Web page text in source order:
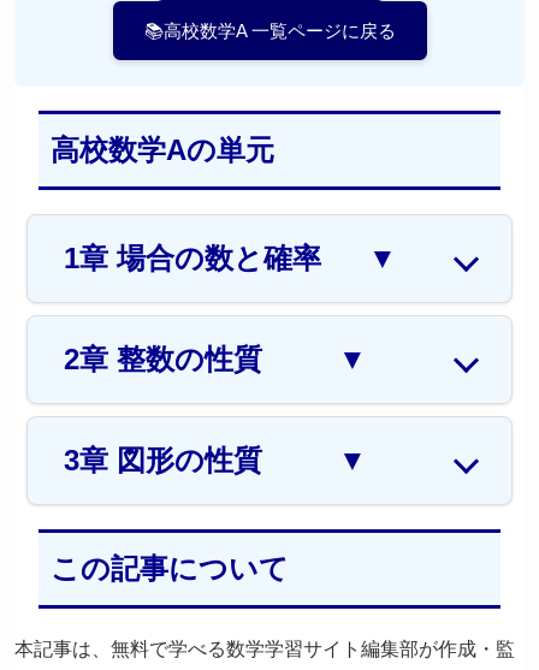
📚高校数学A 一覧ページに戻る
高校数学Aの単元
1章 場合の数と確率 ▼
2章 整数の性質 ▼
3章 図形の性質 ▼
この記事について
本記事は、無料で学べる数学学習サイト編集部が作成・監